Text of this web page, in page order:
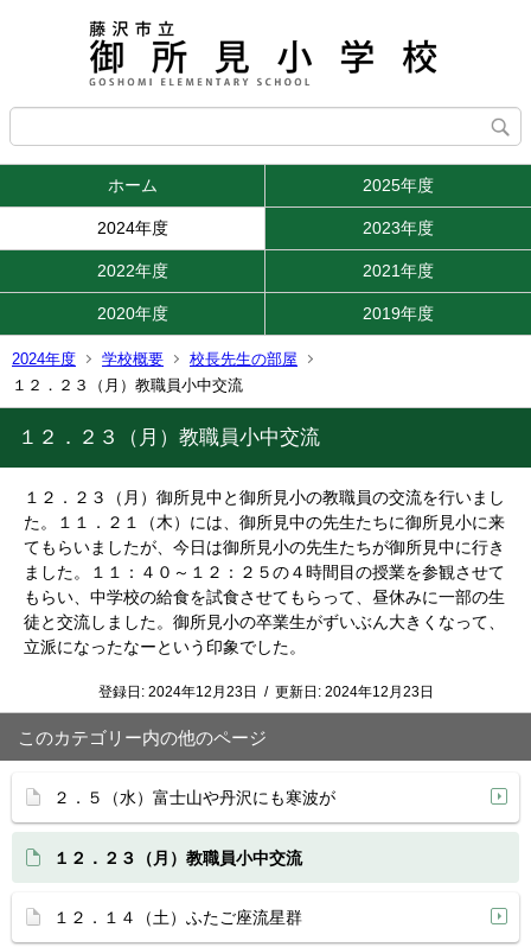
ホーム 2025年度
2024年度 2023年度
2022年度 2021年度
2020年度 2019年度
2024年度 学校概要
校長先生の部屋
１２．２３（月）教職員小中交流
１２．２３（月）教職員小中交流
１２．２３（月）御所見中と御所見小の教職員の交流を行いまし
た。１１．２１（木）には、御所見中の先生たちに御所見小に来
てもらいましたが、今日は御所見小の先生たちが御所見中に行き
ました。１１：４０～１２：２５の４時間目の授業を参観させて
もらい、中学校の給食を試食させてもらって、昼休みに一部の生
徒と交流しました。御所見小の卒業生がずいぶん大きくなって、
立派になったなーという印象でした。
登録日: 2024年12月23日 / 更新日: 2024年12月23日
このカテゴリー内の他のページ
２．５（水）富士山や丹沢にも寒波が
１２．２３（月）教職員小中交流
１２．１４（土）ふたご座流星群